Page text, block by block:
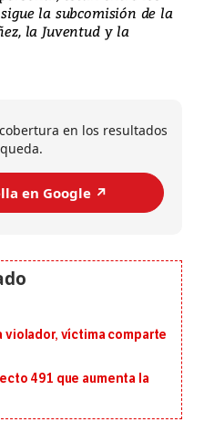
la subcomisión de la
la Juventud y la
en los resultados
en Google ↗️
violador, víctima comparte
491 que aumenta la